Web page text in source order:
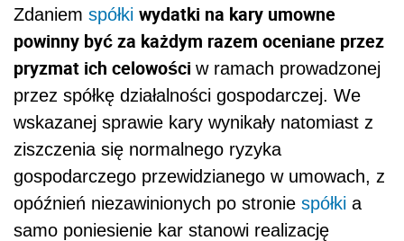
Zdaniem spółki wydatki na kary umowne
powinny być za każdym razem oceniane przez
pryzmat ich celowości w ramach prowadzonej
przez spółkę działalności gospodarczej. We
wskazanej sprawie kary wynikały natomiast z
ziszczenia się normalnego ryzyka
gospodarczego przewidzianego w umowach, z
opóźnień niezawinionych po stronie spółki a
samo poniesienie kar stanowi realizację